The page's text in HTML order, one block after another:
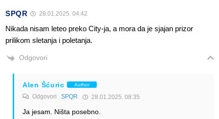
SPQR 28.01.2025. 04:42
Nikada nisam leteo preko City-ja, a mora da je sjajan prizor
prilikom sletanja i poletanja.
Odgovori
Alen Šćuric Author
Odgovori SPQR 28.01.2025. 08:35
Ja jesam. Ništa posebno.